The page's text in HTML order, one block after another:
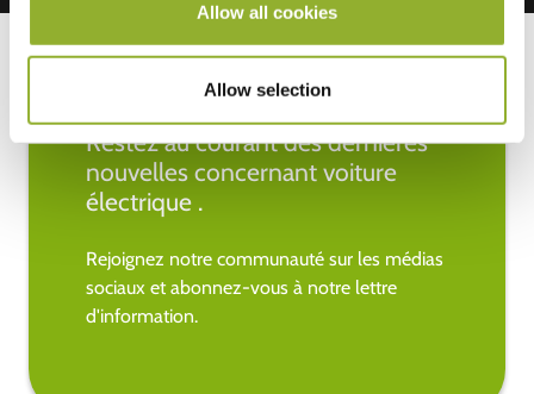
Allow all cookies
Allow selection
Restez au courant des dernières
nouvelles concernant voiture
électrique .
Rejoignez notre communauté sur les médias
sociaux et abonnez-vous à notre lettre
d'information.